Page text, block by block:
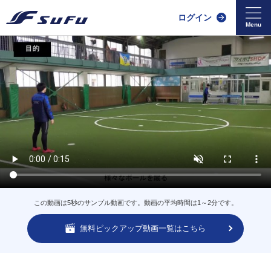
ログイン
この動画は5秒のサンプル動画です。動画の平均時間は1～2分です。
無料ピックアップ動画一覧はこちら